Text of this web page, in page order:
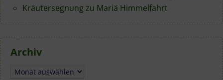
Kräutersegnung zu Mariä Himmelfahrt
Archiv
Archiv